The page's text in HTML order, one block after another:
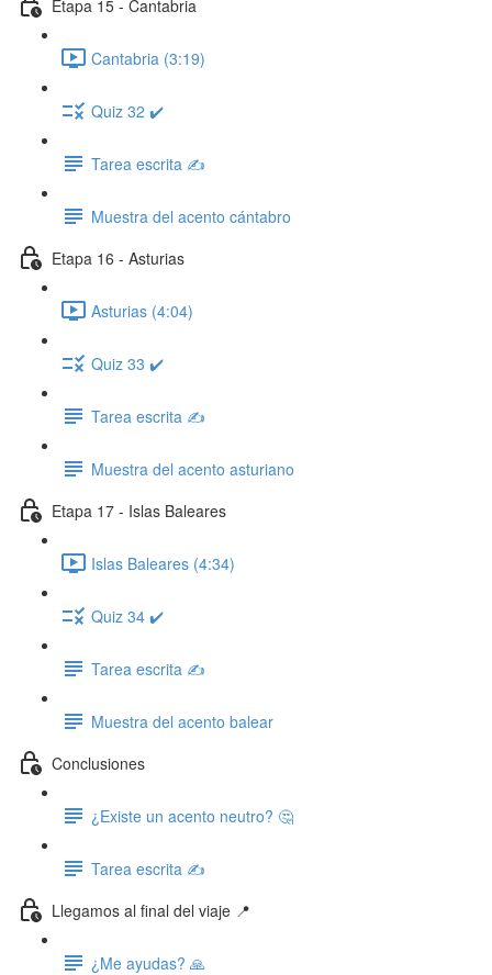
Etapa 15 - Cantabria
Cantabria (3:19)
Quiz 32 ✔️
Tarea escrita ✍️
Muestra del acento cántabro
Etapa 16 - Asturias
Asturias (4:04)
Quiz 33 ✔️
Tarea escrita ✍️
Muestra del acento asturiano
Etapa 17 - Islas Baleares
Islas Baleares (4:34)
Quiz 34 ✔️
Tarea escrita ✍️
Muestra del acento balear
Conclusiones
¿Existe un acento neutro? 🤔
Tarea escrita ✍️
Llegamos al final del viaje 📍
¿Me ayudas? 🙏